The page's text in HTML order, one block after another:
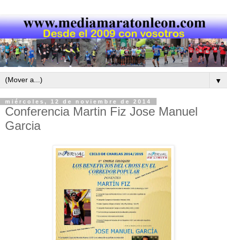
▼
miércoles, 12 de noviembre de 2014
Conferencia Martin Fiz Jose Manuel
Garcia